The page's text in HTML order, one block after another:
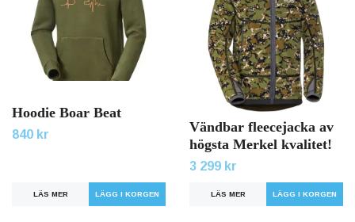
Hoodie Boar Beat
840 kr
LÄS MER LÄGG I KORGEN
Vändbar fleecejacka av
högsta Merkel kvalitet!
3 299 kr
LÄS MER LÄGG I KORGEN